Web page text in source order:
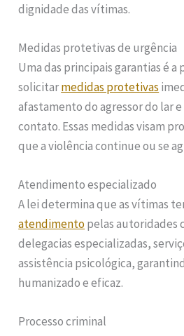
dignidade das vítimas.
Medidas protetivas de urgência
Uma das principais garantias é a
solicitarmedidas protetivas
afastamento do agressor do lar
contato. Essas medidas visam
que a violência continue ou se
Atendimento especializado
A lei determina que as vítimas
atendimentopelas autoridades
delegacias especializadas,
assistência psicológica,
humanizado e eficaz.
Processo criminal